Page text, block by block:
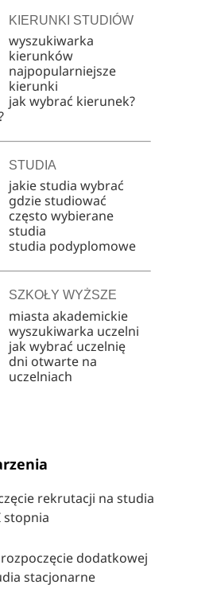
KIERUNKI STUDIÓW
wyszukiwarka
kierunków
najpopularniejsze
kierunki
jak wybrać kierunek?
STUDIA
jakie studia wybrać
gdzie studiować
często wybierane
studia
studia podyplomowe
SZKOŁY WYŻSZE
miasta akademickie
wyszukiwarka uczelni
jak wybrać uczelnię
dni otwarte na
uczelniach
rekrutacji na studia
stopnia
dodatkowej
stacjonarne